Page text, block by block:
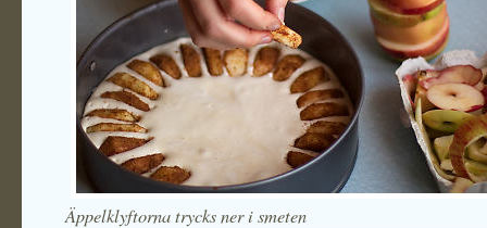
Äppelklyftorna trycks ner i smeten